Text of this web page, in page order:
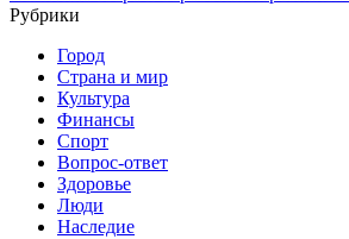
Рубрики
Город
Страна и мир
Культура
Финансы
Спорт
Вопрос-ответ
Здоровье
Люди
Наследие